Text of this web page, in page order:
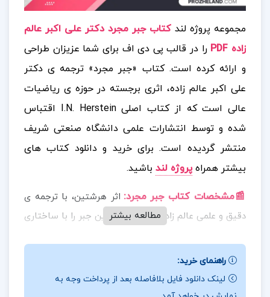
مجموعه پروژه لندکتاب جبر مجرد دکتر علی اکبر عالم
زاده PDF
را در قالب پی دی اف برای شما عزیزان طراحی
و ارائه کرده است. کتاب «جبر مجرد» ترجمه ی دکتر
علی اکبر عالم زاده، اثری برجسته در حوزه ی ریاضیات
عالی است که از کتاب اصلی I.N. Herstein اقتباس
شده و توسط انتشارات علمی دانشگاه صنعتی شریف
منتشر گردیده است. برای خرید و دانلود کتاب های
بیشتر همراهپروژه لند باشید.
📰مشخصات کتاب جبر مجرد: اثر هرشتین، با ترجمه ی
دقیق و علمی عالم زاده، مفاهیم بنیادین جبر را با ساختاری
میدان ها گرفته تا هم ریختی ها، زیرساختارها، و نظریه
های بنیادی مرتبط با ساختارهای جبری. زبان ترجمه، ضمن
حفظ دقت علمی، روان و قابل فهم برای دانشجویان
مطالعه بیشتر
راهنمای خرید:
لینک دانلود فایل بلافاصله بعد از پرداخت وجه به